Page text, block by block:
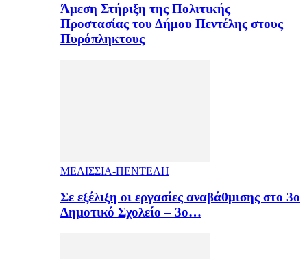
Άμεση Στήριξη της Πολιτικής
Προστασίας του Δήμου Πεντέλης στους
Πυρόπληκτους
ΜΕΛΙΣΣΙΑ-ΠΕΝΤΕΛΗ
Σε εξέλιξη οι εργασίες αναβάθμισης στο 3ο
Δημοτικό Σχολείο – 3ο…